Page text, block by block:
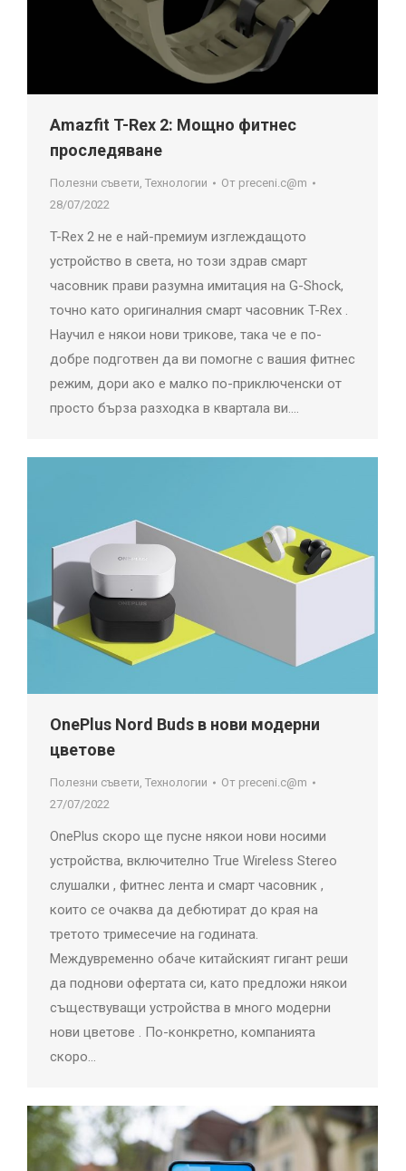
Amazfit T-Rex 2: Мощно фитнес
проследяване
Полезни съвети Технологии От preceni.c@m
28/07/2022
T-Rex 2 не е най-премиум изглеждащото
устройство в света, но този здрав смарт
часовник прави разумна имитация на G-Shock,
точно като оригиналния смарт часовник T-Rex .
Научил е някои нови трикове, така че е по-
добре подготвен да ви помогне с вашия фитнес
режим, дори ако е малко по-приключенски от
просто бърза разходка в квартала ви.…
OnePlus Nord Buds в нови модерни
цветове
Полезни съвети, Технологии От preceni.c@m
27/07/2022
OnePlus скоро ще пусне някои нови носими
устройства, включително True Wireless Stereo
слушалки , фитнес лента и смарт часовник ,
които се очаква да дебютират до края на
третото тримесечие на годината.
Междувременно обаче китайският гигант реши
да поднови офертата си, като предложи някои
съществуващи устройства в много модерни
нови цветове . По-конкретно, компанията
скоро…